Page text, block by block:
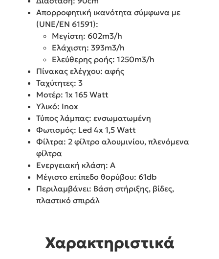
Απορροφητική ικανότητα σύμφωνα με
(UNE/EN 61591):
Μεγίστη: 602m3/h
Ελάχιστη: 393m3/h
Ελεύθερης ροής: 1250m3/h
Πίνακας ελέγχου: αφής
Ταχύτητες: 3
Μοτέρ: 1x 165 Watt
Υλικό: Inox
Τύπος λάμπας: ενσωματωμένη
Φωτισμός: Led 4x 1,5 Watt
Φίλτρα: 2 φίλτρο αλουμινίου, πλενόμενα
φίλτρα
Ενεργειακή κλάση: A
Μέγιστο επίπεδο θορύβου: 61db
Περιλαμβάνει: Βάση στήριξης, βίδες,
πλαστικό σπιράλ
Χαρακτηριστικά